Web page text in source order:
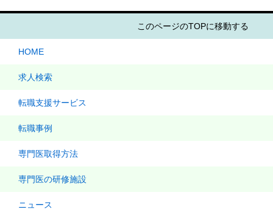
このページのTOPに移動する
HOME
求人検索
転職支援サービス
転職事例
専門医取得方法
専門医の研修施設
ニュース